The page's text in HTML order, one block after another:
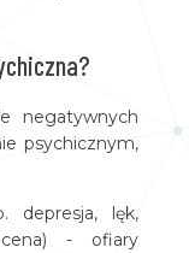
negatywnych
psychicznym,
depresja, lęk,
- ofiary